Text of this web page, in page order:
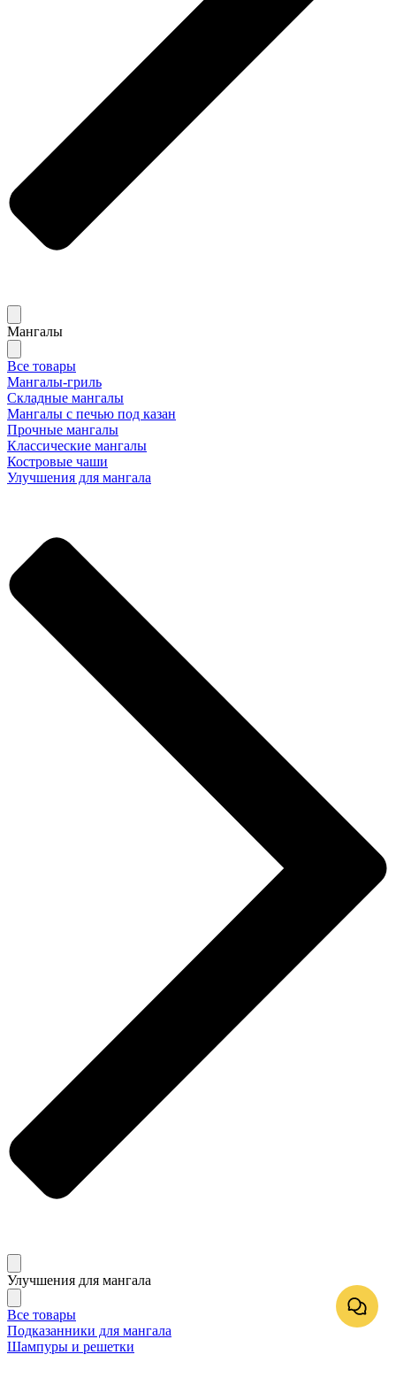
Мангалы
Все товары
Мангалы-гриль
Складные мангалы
Мангалы с печью под казан
Прочные мангалы
Классические мангалы
Костровые чаши
Улучшения для мангала
Улучшения для мангала
Все товары
Подказанники для мангала
Шампуры и решетки